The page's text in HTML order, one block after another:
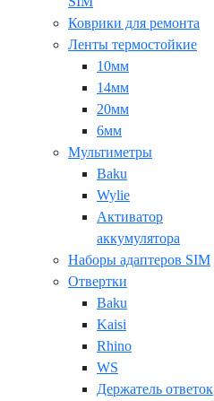
Коврики для ремонта
Ленты термостойкие
10мм
14мм
20мм
6мм
Мультиметры
Baku
Wylie
Активатор
аккумулятора
Наборы адаптеров SIM
Отвертки
Baku
Kaisi
Rhino
WS
Держатель ответок